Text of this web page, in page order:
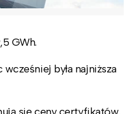
GWh.
była najniższa
się ceny certyfikatów,